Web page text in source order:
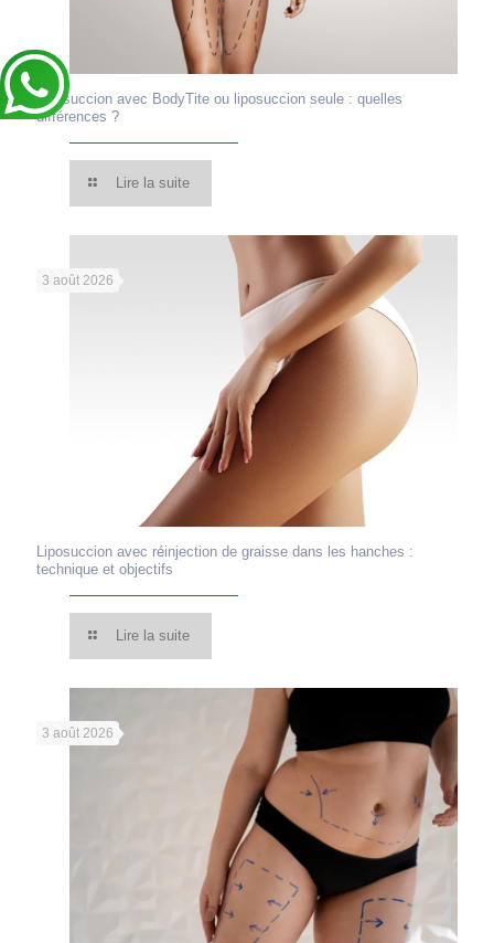
Liposuccion avec BodyTite ou liposuccion seule : quelles
différences ?
Lire la suite
3 août 2026
Liposuccion avec réinjection de graisse dans les hanches :
technique et objectifs
Lire la suite
3 août 2026